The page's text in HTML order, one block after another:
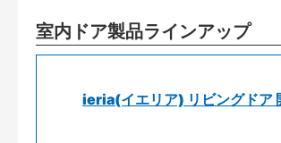
室内ドア製品ラインアップ
ieria(イエリア) リビングドア